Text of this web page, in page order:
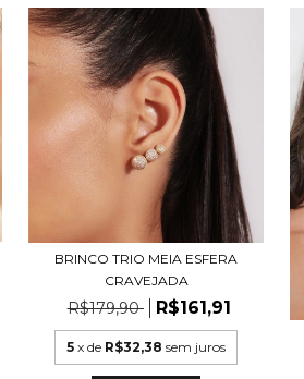
BRINCO TRIO MEIA ESFERA
CRAVEJADA
R$179,90 R$161,91
5 x de R$32,38 sem juros